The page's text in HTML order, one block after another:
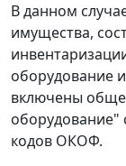
В данном
имущества,
оборудование
включены
оборудование"
кодов ОКОФ.